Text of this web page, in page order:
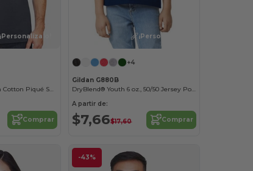
Men's 6 oz. Ringspun Cotton Piqué Short-Sleeve Polo
Comprar
¡Personalízalo!
+4
Gildan G880B
DryBlend® Youth 6 oz., 50/50 Jersey Polo
A partir de:
$7,66$17,60 Comprar
-43%